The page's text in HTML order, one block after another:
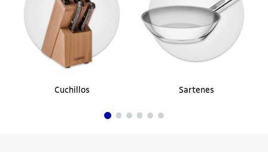
$ 352.710
en hasta cuotas 710sin interés